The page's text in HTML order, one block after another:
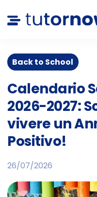
Back to School
Calendario
2026-2027:
vivere un
Positivo!
26/07/2026